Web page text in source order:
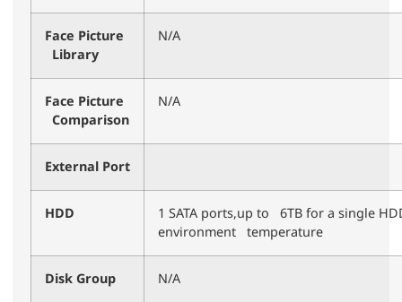
Face Picture
Library
N/A
Face Picture
Comparison
N/A
External Port
HDD
1 SATA ports,up to 6TB for a single
environment temperature
Disk Group N/A